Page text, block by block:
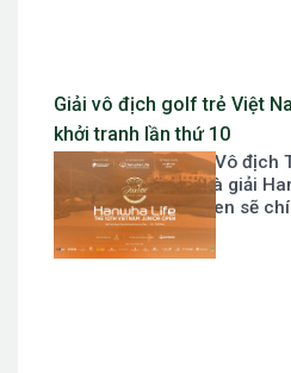
Giải vô địch golf trẻ Việt
khởi tranh lần thứ 10
Giải Hanwha Life - Vô địch
lần thứ 10 hay gọi là giải
Vietnam Junior Open sẽ